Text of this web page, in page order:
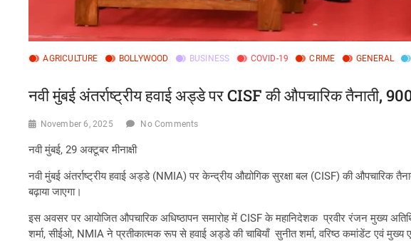
AGRICULTURE BOLLYWOOD BUSINESS COVID-19 CRIME GENERAL
नवी मुंबई अंतर्राष्ट्रीय हवाई अड्डे पर CISF की औपचारिक तैनाती,
November 6, 2025 No Comments
नवी मुंबई, 29 अक्टूबर मीनाक्षी
नवी मुंबई अंतर्राष्ट्रीय हवाई अड्डे (NMIA) पर केन्द्रीय औद्योगिक सुरक्षा बल (CISF) की
बढ़ाया जाएगा।
इस अवसर पर आयोजित औपचारिक अधिष्ठापन समारोह में CISF के महानिदेशक प्रवीर रंजन मुख्य
शर्मा, सीईओ, NMIA ने प्रतीकात्मक रूप से हवाई अड्डे की चाबियाँ सुनीत शर्मा, वरिष्ठ कमांडेंट एवं मुख्य